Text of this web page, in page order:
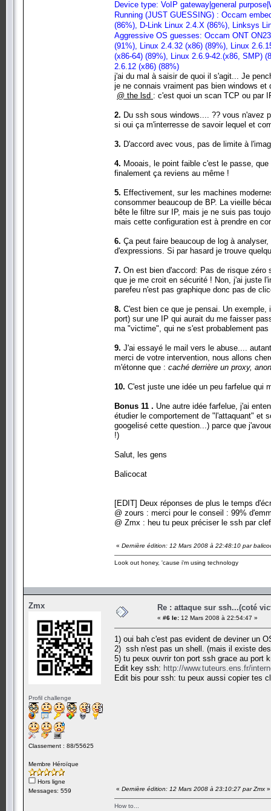
Device type: VoIP gateway|general
Running (JUST GUESSING) : Occam
(86%), D-Link Linux 2.4.X (86%), Linksys
Aggressive OS guesses: Occam ONT
(91%), Linux 2.4.32 (x86) (89%), Linux
(x86-64) (89%), Linux 2.6.9-42.(x86, SMP)
2.6.12 (x86) (88%)
j'ai du mal à saisir de quoi il s'agit... Je
je ne connais vraiment pas bien windows
@ the lsd : c'est quoi un scan TCP ou par
2. Du ssh sous windows.... ?? vous n'avez
si oui ça m'interresse de savoir lequel et
3. D'accord avec vous, pas de limite à
4. Mooais, le point faible c'est le passe,
finalement ça reviens au même !
5. Effectivement, sur les machines
consommer beaucoup de BP. La vieille
bête le filtre sur IP, mais je ne suis pas
mais cette configuration est à prendre en
6. Ça peut faire beaucoup de log à
d'expressions. Si par hasard je trouve
7. On est bien d'accord: Pas de risque
que je me croit en sécurité ! Non, j'ai juste
parefeu n'est pas graphique donc pas de
8. C'est bien ce que je pensai. Un
port) sur une IP qui aurait du me faisser
ma "victime", qui ne s'est probablement
9. J'ai essayé le mail vers le abuse....
merci de votre intervention, nous allons
m'étonne que : caché derrière un proxy,
10. C'est juste une idée un peu farfelue qui
Bonus 11 . Une autre idée farfelue, j'ai
étudier le comportement de "l'attaquant" et
googelisé cette question...) parce que
!)
Salut, les gens
Balicocat
[EDIT] Deux réponses de plus le temps
@ zours : merci pour le conseil : 99%
@ Zmx : heu tu peux préciser le ssh par
« Dernière édition: 12 Mars 2008 à 22:48:10 par
Look out honey, 'cause i'm using technology
Zmx
Profil challenge
Classement : 88/55625
Membre Héroïque
Hors ligne
Messages: 559
Re : attaque sur ssh...(coté
« #6 le: 12 Mars 2008 à 22:54:47 »
1) oui bah c'est pas evident de deviner un
2) ssh n'est pas un shell. (mais il existe
5) tu peux ouvrir ton port ssh grace au port
Edit key ssh: http://www.tuteurs.ens.fr/
Edit bis pour ssh: tu peux aussi copier tes
« Dernière édition: 12 Mars 2008 à 23:10:27 par Zmx »
How to...